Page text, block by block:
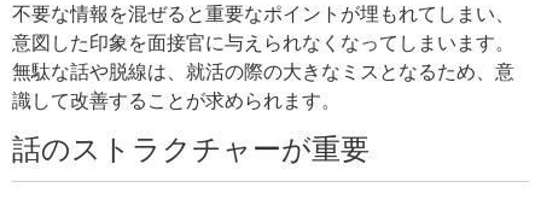
不要な情報を混ぜると重要なポイントが埋もれてしまい、
意図した印象を面接官に与えられなくなってしまいます。
無駄な話や脱線は、就活の際の大きなミスとなるため、意
識して改善することが求められます。
話のストラクチャーが重要